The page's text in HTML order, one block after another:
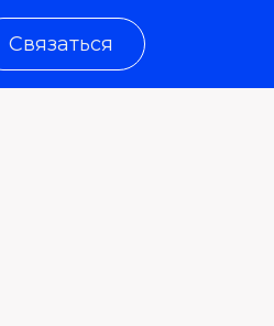
Связаться